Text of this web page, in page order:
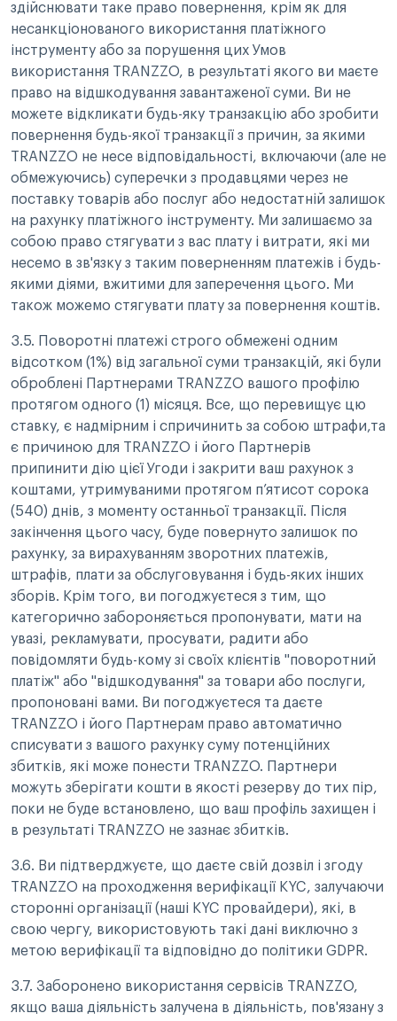
здійснювати таке право повернення, крім як для
несанкціонованого використання платіжного
інструменту або за порушення цих Умов
використання TRANZZO, в результаті якого ви маєте
право на відшкодування завантаженої суми. Ви не
можете відкликати будь-яку транзакцію або зробити
повернення будь-якої транзакції з причин, за якими
TRANZZO не несе відповідальності, включаючи (але не
обмежуючись) суперечки з продавцями через не
поставку товарів або послуг або недостатній залишок
на рахунку платіжного інструменту. Ми залишаємо за
собою право стягувати з вас плату і витрати, які ми
несемо в зв'язку з таким поверненням платежів і будь-
якими діями, вжитими для заперечення цього. Ми
також можемо стягувати плату за повернення коштів.
3.5. Поворотні платежі строго обмежені одним
відсотком (1%) від загальної суми транзакцій, які були
оброблені Партнерами TRANZZO вашого профілю
протягом одного (1) місяця. Все, що перевищує цю
ставку, є надмірним і спричинить за собою штрафи,та
є причиною для TRANZZO і його Партнерів
припинити дію цієї Угоди і закрити ваш рахунок з
коштами, утримуваними протягом п’ятисот сорока
(540) днів, з моменту останньої транзакції. Після
закінчення цього часу, буде повернуто залишок по
рахунку, за вирахуванням зворотних платежів,
штрафів, плати за обслуговування і будь-яких інших
зборів. Крім того, ви погоджуєтеся з тим, що
категорично забороняється пропонувати, мати на
увазі, рекламувати, просувати, радити або
повідомляти будь-кому зі своїх клієнтів "поворотний
платіж" або "відшкодування" за товари або послуги,
пропоновані вами. Ви погоджуєтеся та даєте
TRANZZO і його Партнерам право автоматично
списувати з вашого рахунку суму потенційних
збитків, які може понести TRANZZO. Партнери
можуть зберігати кошти в якості резерву до тих пір,
поки не буде встановлено, що ваш профіль захищен і
в результаті TRANZZO не зазнає збитків.
3.6. Ви підтверджуєте, що даєте свій дозвіл і згоду
TRANZZO на проходження верифікації KYC, залучаючи
сторонні організації (наші KYC провайдери), які, в
свою чергу, використовують такі дані виключно з
метою верифікації та відповідно до політики GDPR.
3.7. Заборонено використання сервісів TRANZZO,
якщо ваша діяльність залучена в діяльність, пов'язану з